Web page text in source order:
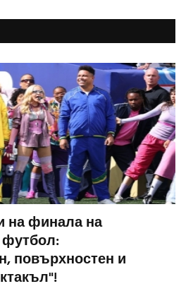
на финала на
повърхностен и